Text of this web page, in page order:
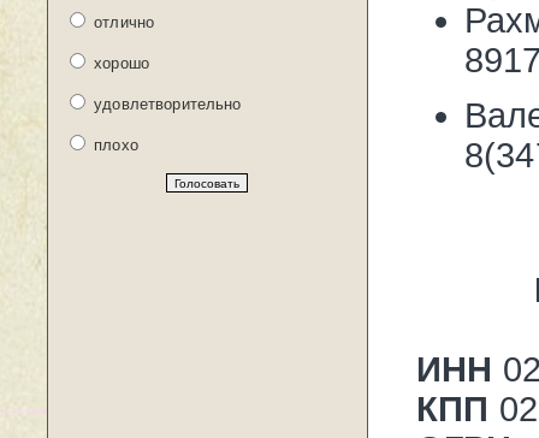
отлично
хорошо
удовлетворительно
плохо
ИНН
КПП